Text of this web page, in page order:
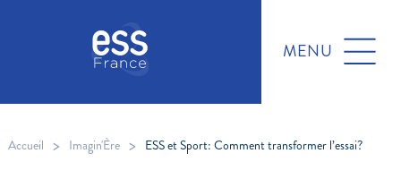
MENU
Accueil > Imagin'Ère > ESS et Sport: Comment transformer l’essai?